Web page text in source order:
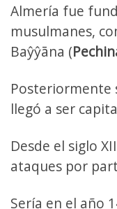
Almería fue
musulmanes,
Baŷŷāna (
Posteriormente
llegó a ser
Desde el siglo
ataques por
Sería en el año